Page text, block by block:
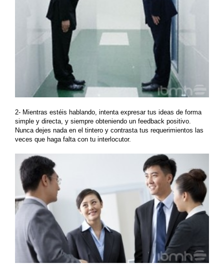
2- Mientras estéis hablando, intenta expresar tus ideas de forma
simple y directa , y siempre obteniendo un feedback positivo.
Nunca dejes nada en el tintero y contrasta tus requerimientos las
veces que haga falta con tu interlocutor.